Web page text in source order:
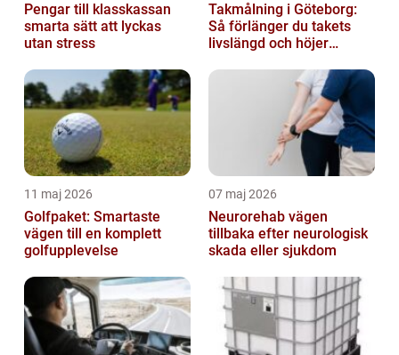
Pengar till klasskassan
smarta sätt att lyckas
utan stress
Takmålning i Göteborg:
Så förlänger du takets
livslängd och höjer
11 maj 2026
Golfpaket: Smartaste
vägen till en komplett
golfupplevelse
07 maj 2026
Neurorehab vägen
tillbaka efter neurologisk
skada eller sjukdom